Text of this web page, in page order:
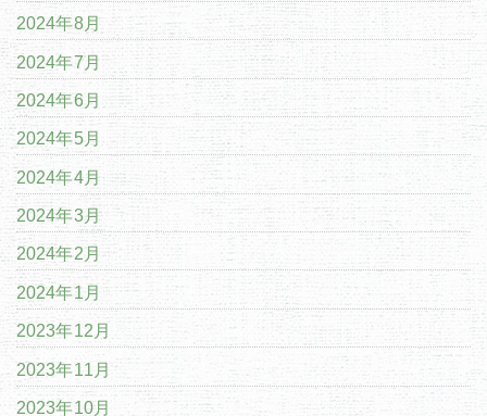
2024年8月
2024年7月
2024年6月
2024年5月
2024年4月
2024年3月
2024年2月
2024年1月
2023年12月
2023年11月
2023年10月